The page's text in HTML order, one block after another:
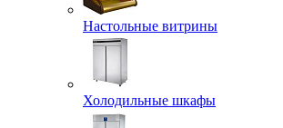
Настольные витрины
Холодильные шкафы